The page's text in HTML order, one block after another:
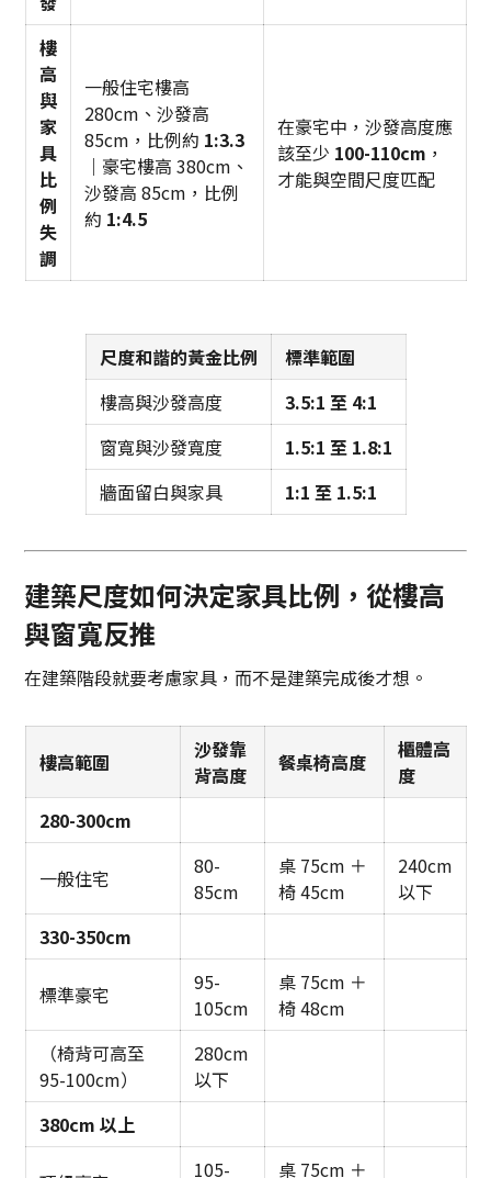
樓
高
與
家
具
比
例
失
調
一般住宅樓高
280cm、沙發高
85cm，比例約 1:3.3
｜豪宅樓高 380cm、
沙發高 85cm，比例
約 1:4.5
在豪宅中，沙發高度應
該至少 100-110cm ，
才能與空間尺度匹配
尺度和諧的黃金比例
標準範圍
樓高與沙發高度
3.5:1 至 4:1
窗寬與沙發寬度
1.5:1 至 1.8:1
牆面留白與家具
1:1 至 1.5:1
建築尺度如何決定家具比例，從樓高
與窗寬反推
在建築階段就要考慮家具，而不是建築完成後才想。
樓高範圍
沙發靠
背高度
餐桌椅高度
櫃體高
度
280-300cm
一般住宅
80-
85cm
桌 75cm ＋
椅 45cm
240cm
以下
330-350cm
標準豪宅
95-
105cm
桌 75cm ＋
椅 48cm
（椅背可高至
95-100cm）
280cm
以下
380cm 以上
105- 桌 75cm ＋